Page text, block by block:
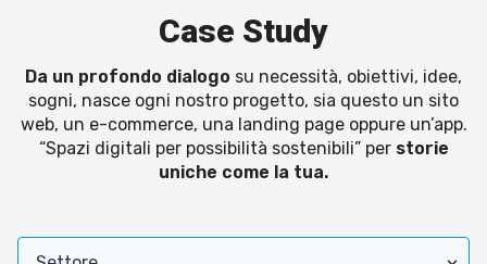
Buongiorno
Soluzioni & Costi
Servizi
Blog
Case Study
Da un profondo dialogo su necessità, obiettivi, idee,
sogni, nasce ogni nostro progetto, sia questo un sito
web, un e-commerce, una landing page oppure un’app.
“Spazi digitali per possibilità sostenibili” per storie
uniche come la tua.